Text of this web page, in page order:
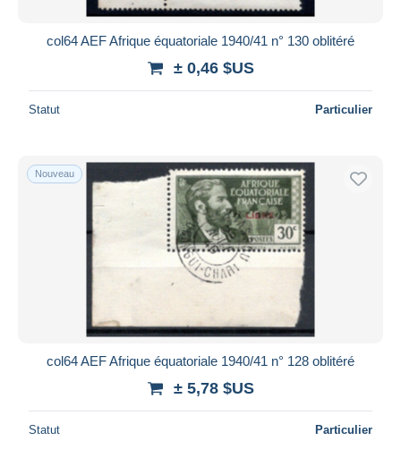
col64 AEF Afrique équatoriale 1940/41 n° 130 oblitéré
± 0,46 $US
Statut Particulier
Nouveau
col64 AEF Afrique équatoriale 1940/41 n° 128 oblitéré
± 5,78 $US
Statut Particulier